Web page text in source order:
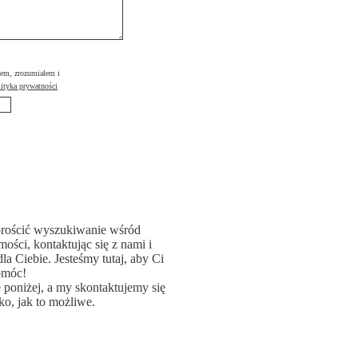
zrozumiałem i
prywatności
wyszukiwanie wśród
kontaktując się z nami i
Ciebie. Jesteśmy tutaj, aby Ci
a my skontaktujemy się
jak to możliwe.